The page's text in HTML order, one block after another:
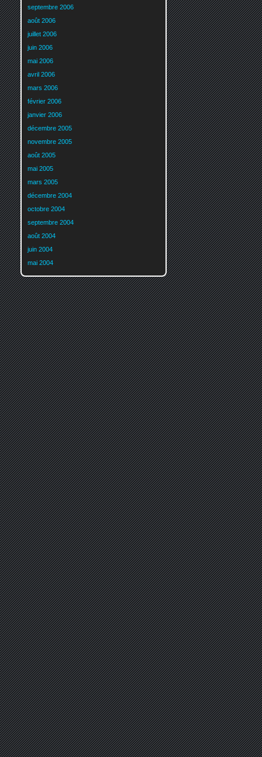
septembre 2006
août 2006
juillet 2006
juin 2006
mai 2006
avril 2006
mars 2006
février 2006
janvier 2006
décembre 2005
novembre 2005
août 2005
mai 2005
mars 2005
décembre 2004
octobre 2004
septembre 2004
août 2004
juin 2004
mai 2004